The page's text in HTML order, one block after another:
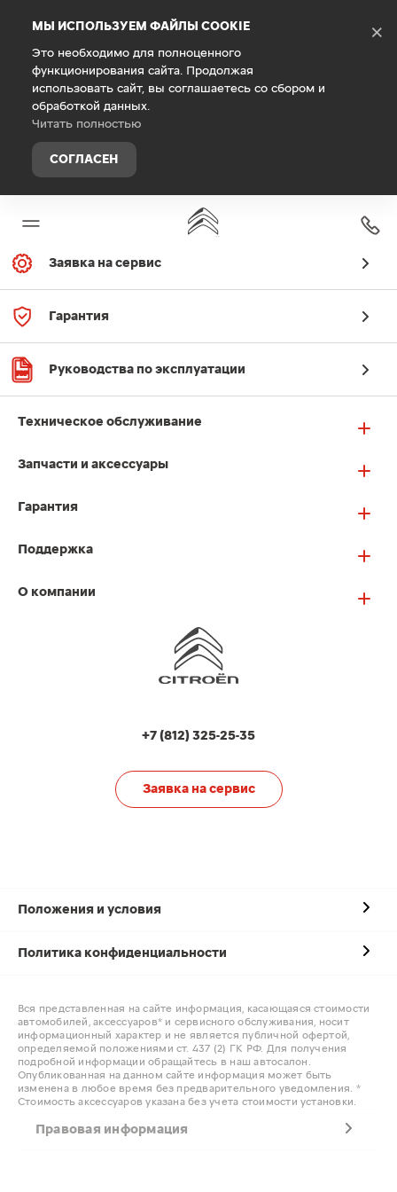
МЫ ИСПОЛЬЗУЕМ ФАЙЛЫ COOKIE
Это необходимо для полноценного
функционирования сайта. Продолжая
использовать сайт, вы соглашаетесь со сбором и
обработкой данных.
Читать полностью
СОГЛАСЕН
×
Главная
Специальные предложения
сервиса
Заявка на сервис
Гарантия
Руководства по эксплуатации
Техническое обслуживание
Запчасти и аксессуары
Гарантия
Поддержка
О компании
+7 (812) 325-25-35
Заявка на сервис
Положения и условия
Политика конфиденциальности
Вся представленная на сайте информация, касающаяся стоимости
автомобилей, аксессуаров* и сервисного обслуживания, носит
информационный характер и не является публичной офертой,
определяемой положениями ст. 437 (2) ГК РФ. Для получения
подробной информации обращайтесь в наш автосалон.
Опубликованная на данном сайте информация может быть
изменена в любое время без предварительного уведомления. *
Стоимость аксессуаров указана без учета стоимости установки.
Правовая информация